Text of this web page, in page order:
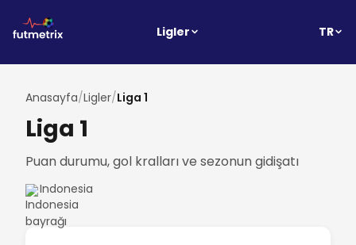
Ligler TR
Anasayfa/Ligler/Liga 1
Liga 1
Puan durumu, gol kralları ve sezonun gidişatı
Indonesia